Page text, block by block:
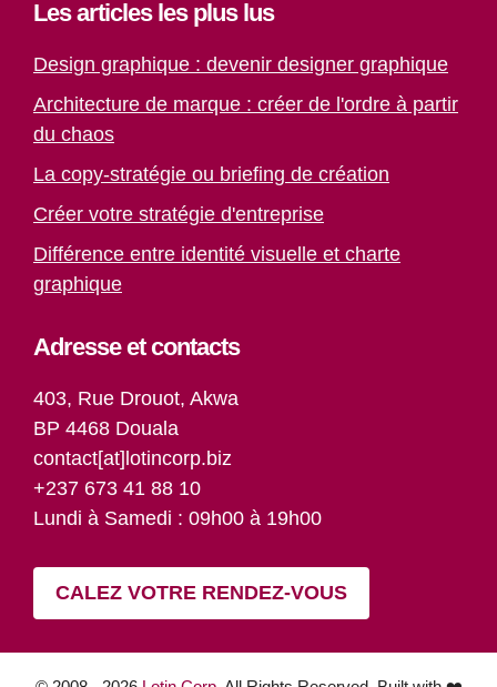
Les articles les plus lus
Design graphique : devenir designer graphique
Architecture de marque : créer de l'ordre à partir
du chaos
La copy-stratégie ou briefing de création
Créer votre stratégie d'entreprise
Différence entre identité visuelle et charte
graphique
Adresse et contacts
403, Rue Drouot, Akwa
BP 4468 Douala
contact[at]lotincorp.biz
+237 673 41 88 10
Lundi à Samedi : 09h00 à 19h00
CALEZ VOTRE RENDEZ-VOUS
Article ajouté au panier